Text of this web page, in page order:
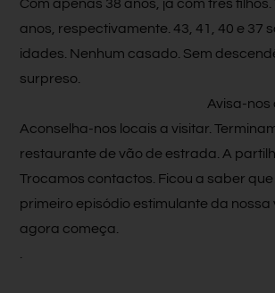
Com apenas 38 anos, já com três filhos.
anos, respectivamente. 43, 41, 40 e 37
idades. Nenhum casado. Sem
surpreso.
Avisa-nos
Aconselha-nos locais a visitar.
restaurante de vão de estrada. A
Trocamos contactos. Ficou a saber
primeiro episódio estimulante da nossa
agora começa.